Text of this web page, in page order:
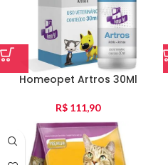
Homeopet Artros 30Ml
R$ 111,90